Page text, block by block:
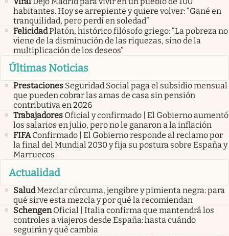
habitantes. Hoy se arrepiente y quiere volver: “Gané en
tranquilidad, pero perdí en soledad”
FelicidadPlatón, histórico filósofo griego: “La pobreza no
viene de la disminución de las riquezas, sino de la
multiplicación de los deseos”
Últimas Noticias
Prestaciones Seguridad Social paga el subsidio mensual
que pueden cobrar las amas de casa sin pensión
contributiva en 2026
Trabajadores Oficial y confirmado | El Gobierno aumentó
los salarios en julio, pero no le ganaron a la inflación
FIFA Confirmado | El Gobierno responde al reclamo por
la final del Mundial 2030 y fija su postura sobre España y
Marruecos
Actualidad
SaludMezclar cúrcuma, jengibre y pimienta negra: para
qué sirve esta mezcla y por qué la recomiendan
Schengen Oficial | Italia confirma que mantendrá los
controles a viajeros desde España: hasta cuándo
seguirán y qué cambia